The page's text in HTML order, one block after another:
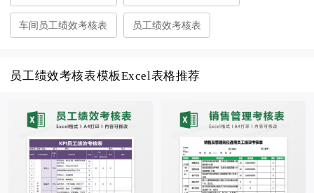
车间员工绩效考核表 员工绩效考核表
员工绩效考核表模板Excel表格推荐